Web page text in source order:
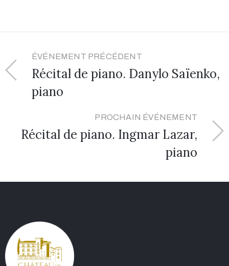
ÉVÉNEMENT PRÉCÉDENT
Récital de piano. Danylo Saïenko,
piano
PROCHAIN ÉVÉNEMENT
Récital de piano. Ingmar Lazar,
piano